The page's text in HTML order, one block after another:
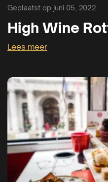
Geplaatst op juni 05, 2022
High Wine
Lees meer